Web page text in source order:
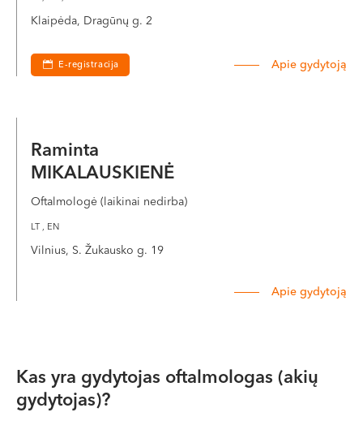
Klaipėda, Dragūnų g. 2
E-registracija Apie gydytoją
Raminta
MIKALAUSKIENĖ
Oftalmologė (laikinai nedirba)
LT , EN
Vilnius, S. Žukausko g. 19
Apie gydytoją
Kas yra gydytojas oftalmologas (akių
gydytojas)?